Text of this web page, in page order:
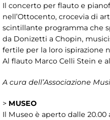
Il concerto per flauto e
nell’Ottocento, crocevia di
scintillante programma che
da Donizetti a Chopin,
fertile per la loro ispirazione
Al flauto Marco Celli Stein e
A cura dell’Associazione
> MUSEO
Il Museo è aperto dalle